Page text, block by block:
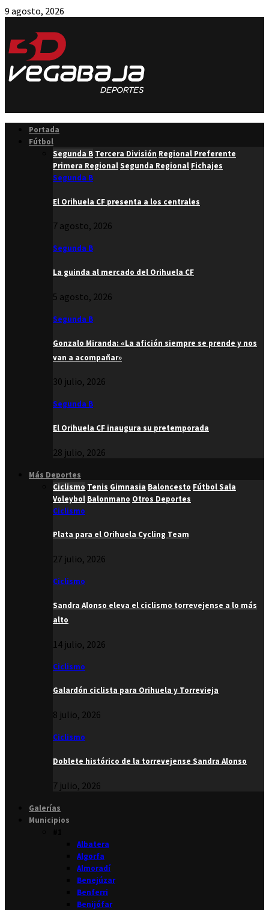
9 agosto, 2026
Portada
Fútbol
Segunda B Tercera División Regional Preferente
Primera RegionalSegunda Regional Fichajes
Segunda B
El Orihuela CF presenta a los centrales
7 agosto, 2026
Segunda B
La guinda al mercado del Orihuela CF
5 agosto, 2026
Segunda B
Gonzalo Miranda: «La afición siempre se prende y nos
van a acompañar»
30 julio, 2026
Segunda B
El Orihuela CF inaugura su pretemporada
28 julio, 2026
Más Deportes
Ciclismo Tenis Gimnasia Baloncesto Fútbol Sala
Voleybol Balonmano Otros Deportes
Ciclismo
Plata para el Orihuela Cycling Team
27 julio, 2026
Ciclismo
Sandra Alonso eleva el ciclismo torrevejense a lo más
alto
14 julio, 2026
Ciclismo
Galardón ciclista para Orihuela y Torrevieja
8 julio, 2026
Ciclismo
Doblete histórico de la torrevejense Sandra Alonso
7 julio, 2026
Galerías
Municipios
Albatera
Algorfa
Almoradí
Benejúzar
Benferri
Benijófar